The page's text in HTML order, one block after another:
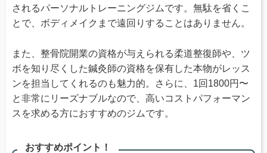
されるパーソナルトレーニングジムです。無駄を省くこ
とで、ボディメイクまで遠回りすることはありません。
また、整骨院開業の資格が与えられる柔道整復師や、ツ
ボを知り尽くした鍼灸師の資格を保有した本物がレッス
ンを担当してくれるのも魅力的。さらに、1回1800円〜
と非常にリーズナブルなので、高いコストパフォーマン
スを求める方におすすめのジムです。
おすすめポイント！